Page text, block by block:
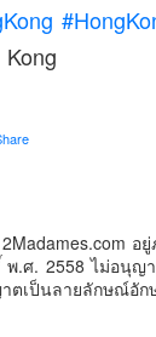
อยปืนลูกซอง
วเราเป็นสาวแ
อยู่
ศ. 2558 ไม่อนุญา
เป็นลายลักษณ์อัก